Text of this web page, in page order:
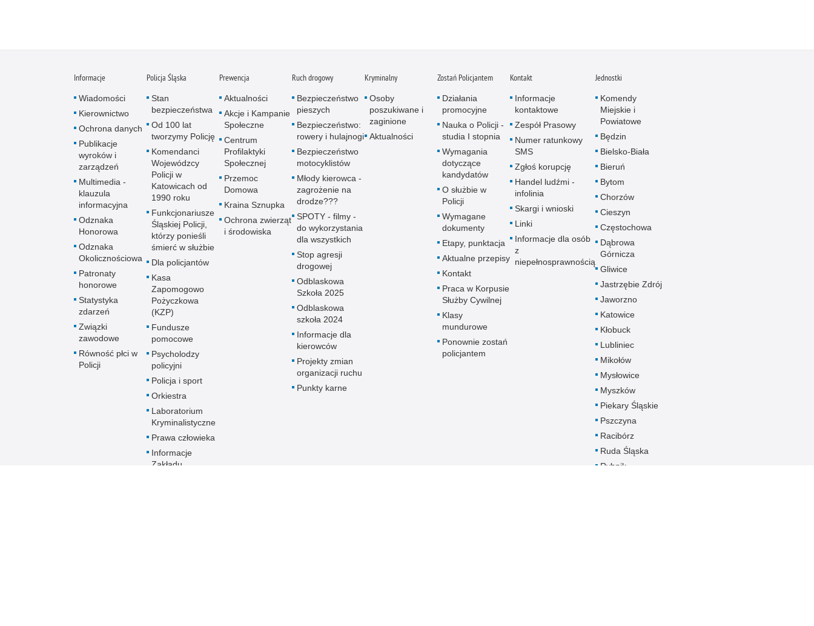
Informacje
Wiadomości
Kierownictwo
Ochrona danych
Publikacje
wyroków i
zarządzeń
Multimedia -
klauzula
informacyjna
Odznaka
Honorowa
Odznaka
Okolicznościowa
Patronaty
honorowe
Statystyka
zdarzeń
Związki
zawodowe
Równość płci w
Policji
Policja Śląska
Stan
bezpieczeństwa
Od 100 lat
tworzymy Policję
Komendanci
Wojewódzcy
Policji w
Katowicach od
1990 roku
Funkcjonariusze
Śląskiej Policji,
którzy ponieśli
śmierć w służbie
Dla policjantów
Kasa
Zapomogowo
Pożyczkowa
(KZP)
Fundusze
pomocowe
Psycholodzy
policyjni
Policja i sport
Orkiestra
Laboratorium
Kryminalistyczne
Prawa człowieka
Informacje
Zakładu
Prewencja
Aktualności
Akcje i Kampanie
Społeczne
Centrum
Profilaktyki
Społecznej
Przemoc
Domowa
Kraina Sznupka
Ochrona zwierząt
i środowiska
Ruch drogowy
Bezpieczeństwo
pieszych
Bezpieczeństwo:
rowery i hulajnogi
Bezpieczeństwo
motocyklistów
Młody kierowca -
zagrożenie na
drodze???
SPOTY - filmy -
do wykorzystania
dla wszystkich
Stop agresji
drogowej
Odblaskowa
Szkoła 2025
Odblaskowa
szkoła 2024
Informacje dla
kierowców
Projekty zmian
organizacji ruchu
Punkty karne
Kryminalny
Osoby
poszukiwane i
zaginione
Aktualności
Zostań Policjantem
Działania
promocyjne
Nauka o Policji -
studia I stopnia
Wymagania
dotyczące
kandydatów
O służbie w
Policji
Wymagane
dokumenty
Etapy, punktacja
Aktualne przepisy
Kontakt
Praca w Korpusie
Służby Cywilnej
Klasy
mundurowe
Ponownie zostań
policjantem
Kontakt
Informacje
kontaktowe
Zespół Prasowy
Numer ratunkowy
SMS
Zgłoś korupcję
Handel ludźmi -
infolinia
Skargi i wnioski
Linki
Informacje dla osób
z
niepełnosprawnością
Jednostki
Komendy
Miejskie i
Powiatowe
Będzin
Bielsko-Biała
Bieruń
Bytom
Chorzów
Cieszyn
Częstochowa
Dąbrowa
Górnicza
Gliwice
Jastrzębie Zdrój
Jaworzno
Katowice
Kłobuck
Lubliniec
Mikołów
Mysłowice
Myszków
Piekary Śląskie
Pszczyna
Racibórz
Ruda Śląska
Rybnik